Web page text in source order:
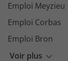
Voir plus
Emploi Meyzieu
Emploi Corbas
Emploi Bron
Emploi Chassieu